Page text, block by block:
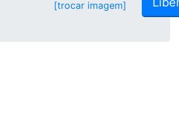
[trocar imagem]